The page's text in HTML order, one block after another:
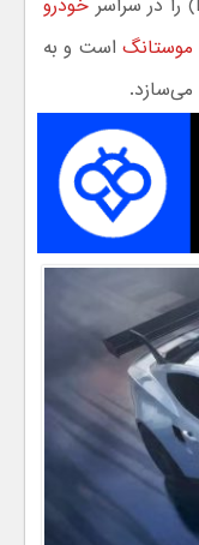
خودرو
موستانگاست و به